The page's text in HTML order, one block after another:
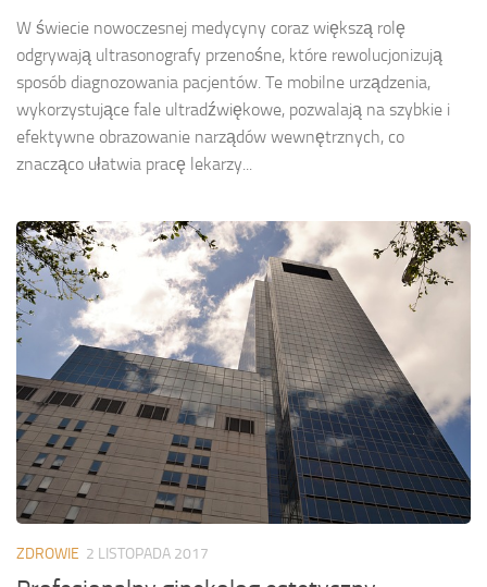
W świecie nowoczesnej medycyny coraz większą rolę
odgrywają ultrasonografy przenośne, które rewolucjonizują
sposób diagnozowania pacjentów. Te mobilne urządzenia,
wykorzystujące fale ultradźwiękowe, pozwalają na szybkie i
efektywne obrazowanie narządów wewnętrznych, co
znacząco ułatwia pracę lekarzy...
ZDROWIE 2 LISTOPADA 2017